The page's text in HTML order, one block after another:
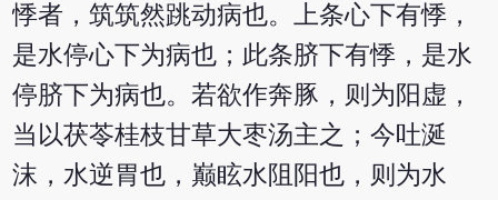
悸者，筑筑然跳动病也。上条心下有悸，
是水停心下为病也；此条脐下有悸，是水
停脐下为病也。若欲作奔豚，则为阳虚，
当以茯苓桂枝甘草大枣汤主之；今吐涎
沫，水逆胃也，巅眩水阻阳也，则为水